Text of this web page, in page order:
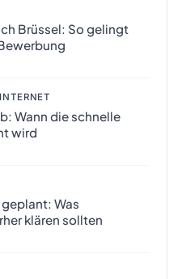
Brüssel: So gelingt
Wann die schnelle
wird
Was
klären sollten